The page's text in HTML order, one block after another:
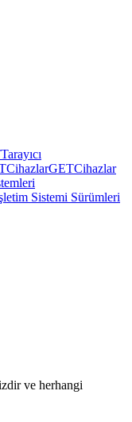
Tarayıcı
CihazlarGETCihazlar
Sistemi Sürümleri
ve herhangi